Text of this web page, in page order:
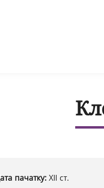
пачатку: XІІ ст.